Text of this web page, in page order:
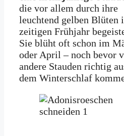
die vor allem durch ihre
leuchtend gelben Blüten
zeitigen Frühjahr
Sie blüht oft schon im
oder April – noch bevor
andere Stauden richtig
dem Winterschlaf